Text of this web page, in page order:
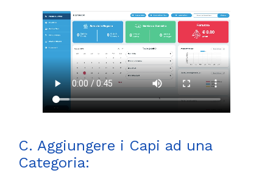
C. Aggiungere i Capi ad una
Categoria: